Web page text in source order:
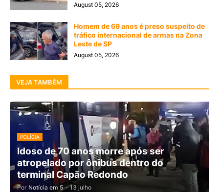
August 05, 2026
Homem de 69 anos é preso suspeito de
tráfico internacional de armas na Zona
Leste de SP
August 05, 2026
VEJA TAMBÉM
POLÍCIA
Idoso de 70 anos morre após ser
atropelado por ônibus dentro do
terminal Capão Redondo
Por Notícia em 5 - 13 julho